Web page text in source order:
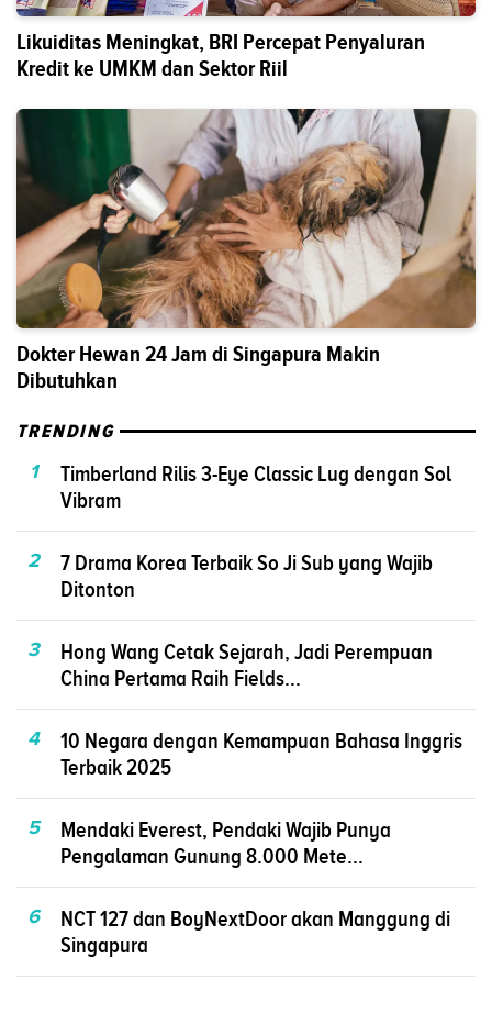
Likuiditas Meningkat, BRI Percepat Penyaluran
Kredit ke UMKM dan Sektor Riil
Dokter Hewan 24 Jam di Singapura Makin
Dibutuhkan
TRENDING
1
Timberland Rilis 3-Eye Classic Lug dengan Sol
Vibram
2
7 Drama Korea Terbaik So Ji Sub yang Wajib
Ditonton
3
Hong Wang Cetak Sejarah, Jadi Perempuan
China Pertama Raih Fields...
4
10 Negara dengan Kemampuan Bahasa Inggris
Terbaik 2025
5
Mendaki Everest, Pendaki Wajib Punya
Pengalaman Gunung 8.000 Mete...
6
NCT 127 dan BoyNextDoor akan Manggung di
Singapura